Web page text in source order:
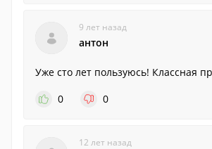
9 лет назад
антон
Уже сто лет пользуюсь! Классная
0
0
12 лет назад